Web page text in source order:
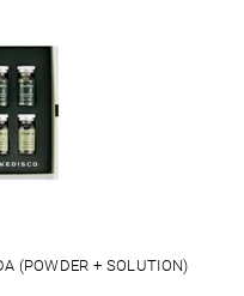
(POWDER + SOLUTION)